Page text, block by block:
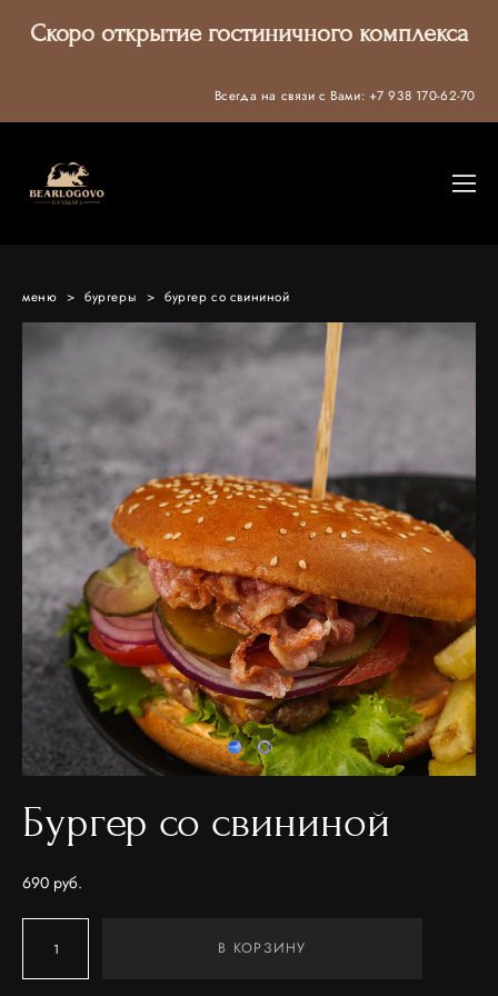
Скоро открытие гостиничного комплекса
Всегда на связи с Вами: +7 938 170-62-70
меню > бургеры > бургер со свининой
Бургер со свининой
690 pуб.
В КОРЗИНУ